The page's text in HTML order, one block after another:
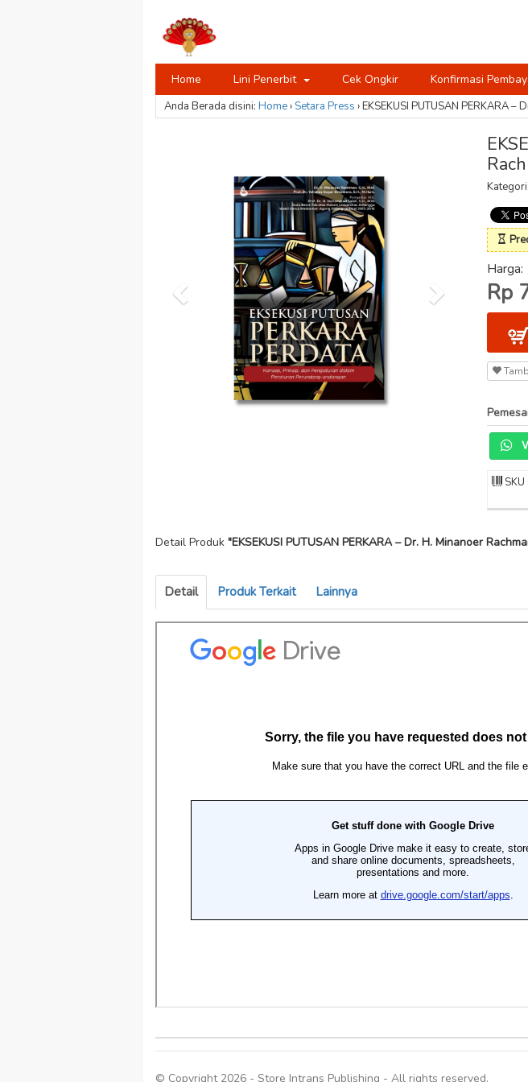
Home Lini Penerbit Cek Ongkir Konfirmasi
Anda Berada disini: Home› Setara Press ›EKSEKUSI PUTUSAN PERKARA –
Kategori:
Harga:
Rp
SKU :
Detail Produk "EKSEKUSI PUTUSAN PERKARA – Dr. H. Minanoer
Detail Produk Terkait Lainnya
© Copyright 2026 - Store Intrans Publishing - All rights reserved.